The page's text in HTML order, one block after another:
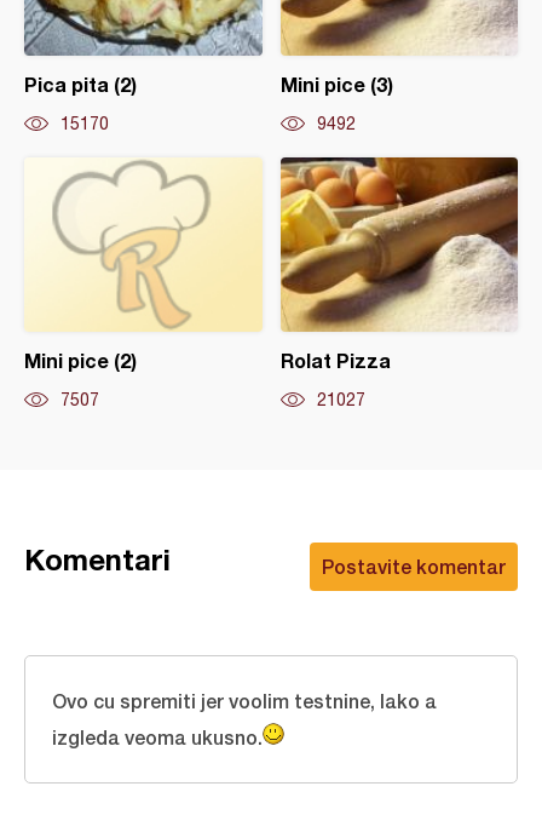
Pica pita (2)
15170
Mini pice (3)
9492
Mini pice (2)
7507
Rolat Pizza
21027
Postavite komentar
Komentari
Ovo cu spremiti jer voolim testnine, lako a
izgleda veoma ukusno.